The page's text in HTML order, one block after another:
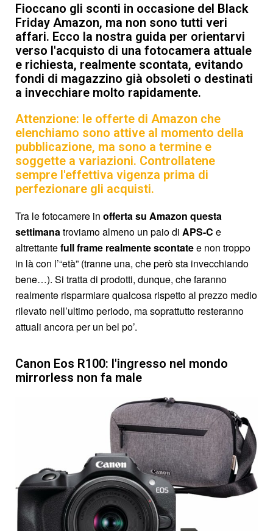
Fioccano gli sconti in occasione del Black
Friday Amazon, ma non sono tutti veri
affari. Ecco la nostra guida per orientarvi
verso l'acquisto di una fotocamera attuale
e richiesta, realmente scontata, evitando
fondi di magazzino già obsoleti o destinati
a invecchiare molto rapidamente.
Attenzione: le offerte di Amazon che
elenchiamo sono attive al momento della
pubblicazione, ma sono a termine e
soggette a variazioni. Controllatene
sempre l'effettiva vigenza prima di
perfezionare gli acquisti.
Tra le fotocamere in offerta su Amazon questa
settimanatroviamo almeno un paio di APS-C e
altrettantefull frame realmentescontatee non troppo
in là con l’“età” (tranne una, che però sta invecchiando
bene…). Si tratta di prodotti, dunque, che faranno
realmente risparmiare qualcosa rispetto al prezzo medio
rilevato nell’ultimo periodo, ma soprattutto resteranno
attuali ancora per un bel po’.
Canon Eos R100: l'ingresso nel mondo
mirrorless non fa male